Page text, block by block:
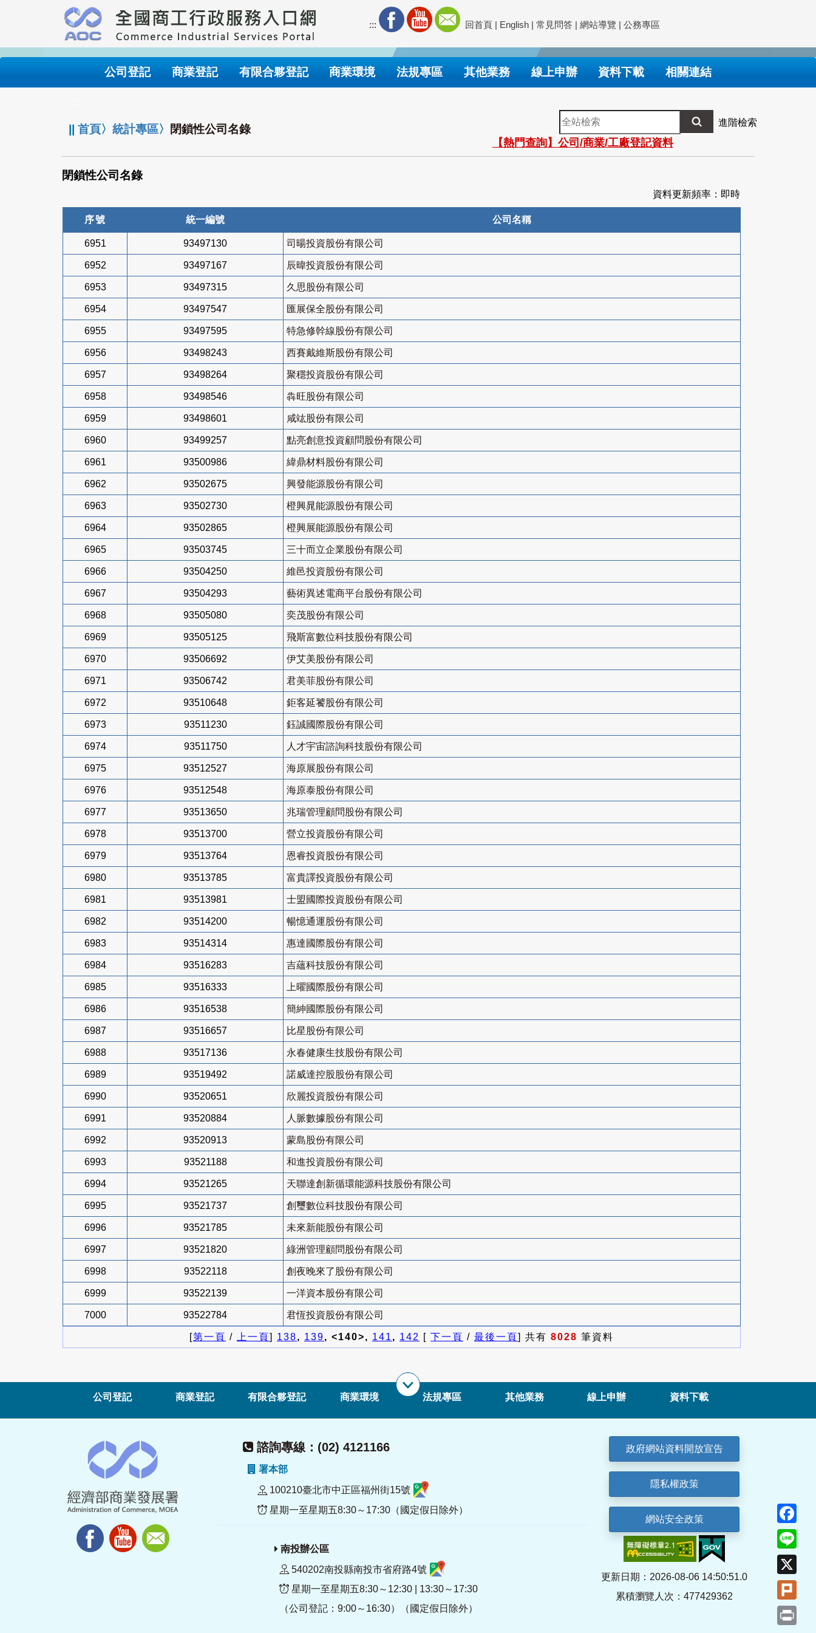
要
內
::: 回首頁 | English | 常見問答 | 網站導覽 | 公務專區
公司登記 商業登記 有限合夥登記 商業環境 法規專區 其他業務 線上申辦 資料下載 相關連結
||首頁〉統計專區〉 閉鎖性公司名錄
全
站
檢
索
進階檢索
【熱門查詢】公司/商業/工廠登記資料
閉鎖性公司名錄
資料更新頻率：即時
序號 統一編號 公司名稱
6951 93497130 司暘投資股份有限公司
6952 93497167 辰暐投資股份有限公司
6953 93497315 久思股份有限公司
6954 93497547 匯展保全股份有限公司
6955 93497595 特急修幹線股份有限公司
6956 93498243 西賽戴維斯股份有限公司
6957 93498264 聚穩投資股份有限公司
6958 93498546 犇旺股份有限公司
6959 93498601 咸竑股份有限公司
6960 93499257 點亮創意投資顧問股份有限公司
6961 93500986 緯鼎材料股份有限公司
6962 93502675 興發能源股份有限公司
6963 93502730 橙興晁能源股份有限公司
6964 93502865 橙興展能源股份有限公司
6965 93503745 三十而立企業股份有限公司
6966 93504250 維邑投資股份有限公司
6967 93504293 藝術異述電商平台股份有限公司
6968 93505080 奕茂股份有限公司
6969 93505125 飛斯富數位科技股份有限公司
6970 93506692 伊艾美股份有限公司
6971 93506742 君美菲股份有限公司
6972 93510648 鉅客延饕股份有限公司
6973 93511230 鈺誠國際股份有限公司
6974 93511750 人才宇宙諮詢科技股份有限公司
6975 93512527 海原展股份有限公司
6976 93512548 海原泰股份有限公司
6977 93513650 兆瑞管理顧問股份有限公司
6978 93513700 營立投資股份有限公司
6979 93513764 恩睿投資股份有限公司
6980 93513785 富貴譯投資股份有限公司
6981 93513981 士盟國際投資股份有限公司
6982 93514200 暢憶通運股份有限公司
6983 93514314 惠達國際股份有限公司
6984 93516283 吉蘊科技股份有限公司
6985 93516333 上曜國際股份有限公司
6986 93516538 簡紳國際股份有限公司
6987 93516657 比星股份有限公司
6988 93517136 永春健康生技股份有限公司
6989 93519492 諾威達控股股份有限公司
6990 93520651 欣麗投資股份有限公司
6991 93520884 人脈數據股份有限公司
6992 93520913 蒙島股份有限公司
6993 93521188 和進投資股份有限公司
6994 93521265 天聯達創新循環能源科技股份有限公司
6995 93521737 創璽數位科技股份有限公司
6996 93521785 未來新能股份有限公司
6997 93521820 綠洲管理顧問股份有限公司
6998 93522118 創夜晚來了股份有限公司
6999 93522139 一洋資本股份有限公司
7000 93522784 君恆投資股份有限公司
[第一頁 / 上一頁] 138, 139, <140>, 141, 142 [ 下一頁 / 最後一頁] 共有 8028 筆資料
公司登記 商業登記 有限合夥登記 商業環境 法規專區 其他業務 線上申辦 資料下載
諮詢專線：(02) 4121166
署本部
100210臺北市中正區福州街15號
星期一至星期五8:30～17:30（國定假日除外）
南投辦公區
540202南投縣南投市省府路4號
星期一至星期五8:30～12:30 | 13:30～17:30
（公司登記：9:00～16:30）（國定假日除外）
政府網站資料開放宣告
隱私權政策
網站安全政策
更新日期：2026-08-06 14:50:51.0
累積瀏覽人次：477429362